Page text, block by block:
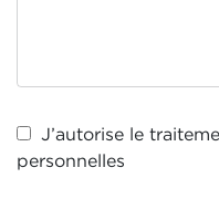
J’autorise le
personnelles